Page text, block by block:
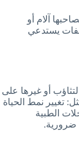
آلام أو
يستدعي
أو غيرها على
تغيير نمط الحياة
الطبية
ضرورية.